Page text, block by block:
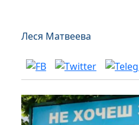
Леся Матвеева